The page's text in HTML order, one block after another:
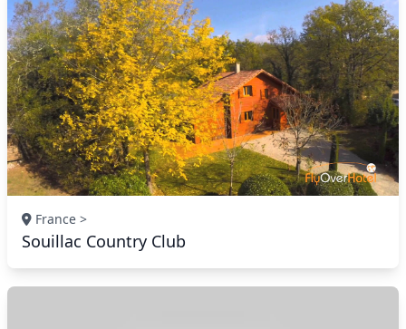
France >
Souillac Country Club